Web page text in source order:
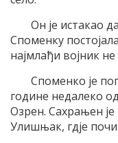
Он је истакао
Споменку
најмлађи војник
Споменко је
године недалеко
Озрен. Сахрањен
Улишњак, гдје